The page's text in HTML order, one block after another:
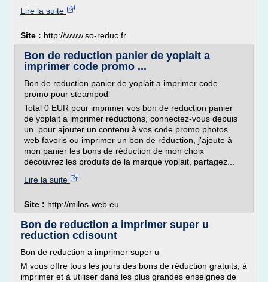
Lire la suite
Site : http://www.so-reduc.fr
Bon de reduction panier de yoplait a
imprimer code promo ...
Bon de reduction panier de yoplait a imprimer code
promo pour steampod
Total 0 EUR pour imprimer vos bon de reduction panier
de yoplait a imprimer réductions, connectez-vous depuis
un. pour ajouter un contenu à vos code promo photos
web favoris ou imprimer un bon de réduction, j'ajoute à
mon panier les bons de réduction de mon choix
découvrez les produits de la marque yoplait, partagez...
Lire la suite
Site : http://milos-web.eu
Bon de reduction a imprimer super u
reduction cdisount
Bon de reduction a imprimer super u
M vous offre tous les jours des bons de réduction gratuits, à
imprimer et à utiliser dans les plus grandes enseignes de